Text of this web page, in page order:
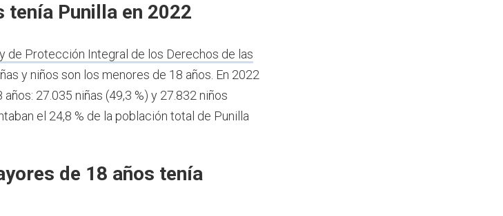
tenía Punilla en 2022
de Protección Integral de los Derechos de las
y niños son los menores de 18 años. En 2022
27.035 niñas (49,3 %) y 27.832 niños
el 24,8 % de la población total de Punilla
de 18 años tenía